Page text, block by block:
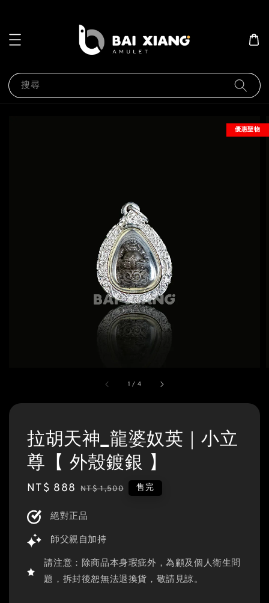
搜尋
1 / 4
優惠聖物
拉胡天神_龍婆奴英｜小立
尊【 外殼鍍銀 】
Sale
NT$ 888 Regular
NT$ 1,500 售完
絕對正品
師父親自加持
請注意：除商品本身瑕疵外，為顧及個人衛生問
題，拆封後恕無法退換貨，敬請見諒。